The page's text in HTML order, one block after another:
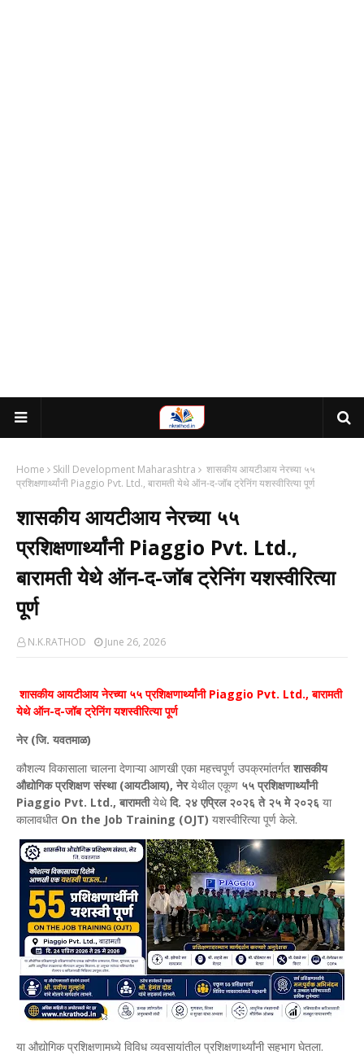
Home Skill Development Maharashtra
शासकीय आयटीआय नेरच्या ५५
प्रशिक्षणार्थ्यांनी Piaggio Pvt. Ltd., बारामती येथे ऑन-द-जॉब ट्रेनिंग यशस्वीरित्या पूर्ण
शासकीय आयटीआय नेरच्या ५५
प्रशिक्षणार्थ्यांनी Piaggio Pvt. Ltd.,
बारामती येथे ऑन-द-जॉब ट्रेनिंग यशस्वीरित्या
पूर्ण
N.K.RATHOD June 26, 2026
शासकीय आयटीआय नेरच्या ५५ प्रशिक्षणार्थ्यांनी Piaggio Pvt. Ltd., बारामती
येथे ऑन-द-जॉब ट्रेनिंग यशस्वीरित्या पूर्ण
नेर (जि. यवतमाळ)
कौशल्य विकासाला चालना देणाऱ्या आणखी एका महत्त्वपूर्ण उपक्रमांतर्गत शासकीय
औद्योगिक प्रशिक्षण संस्था (आयटीआय), नेरयेथील एकूण ५५ प्रशिक्षणार्थ्यांनी
Piaggio Pvt. Ltd., बारामतीयेथेदि. २४ एप्रिल २०२६ ते २५ मे २०२६ या
कालावधीत On the Job Training (OJT) यशस्वीरित्या पूर्ण केले.
या औद्योगिक प्रशिक्षणामध्ये विविध व्यवसायांतील प्रशिक्षणार्थ्यांनी सहभाग घेतला.